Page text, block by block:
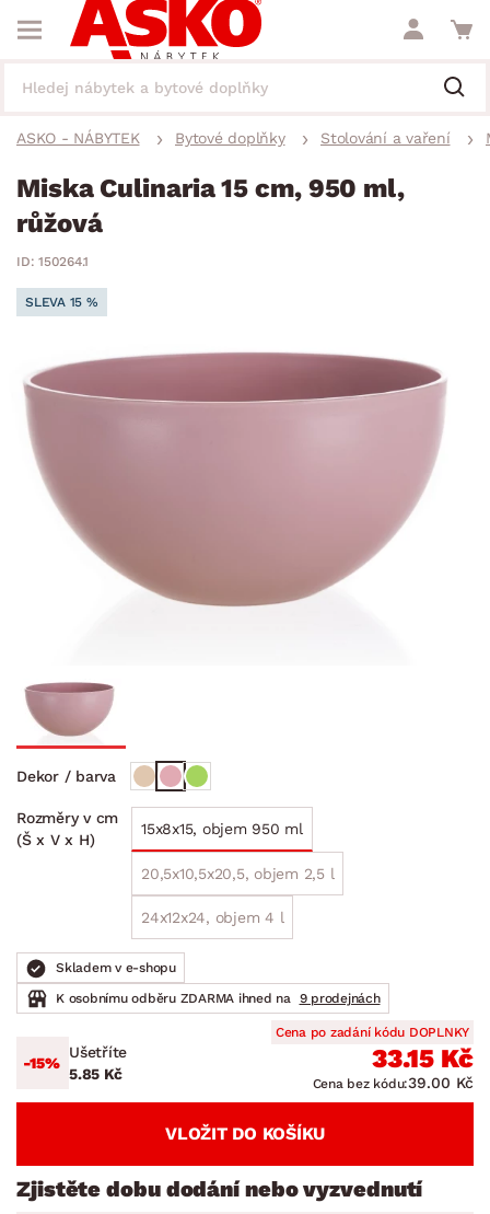
ASKO - NÁBYTEK Bytové doplňky Stolování a vaření
Miska Culinaria 15 cm, 950 ml,
růžová
ID: 150264.1
SLEVA 15 %
Dekor / barva
Rozměry v cm
(Š x V x H)
15x8x15, objem 950 ml
20,5x10,5x20,5, objem 2,5 l
24x12x24, objem 4 l
Skladem v e-shopu
K osobnímu odběru ZDARMA ihned na
9 prodejnách
-15%
Ušetříte
5.85 Kč
Cena po zadání kódu DOPLNKY
33.15 Kč
Cena bez kódu:39.00 Kč
VLOŽIT DO KOŠÍKU
Zjistěte dobu dodání nebo vyzvednutí